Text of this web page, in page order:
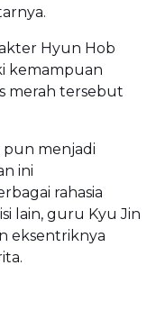
Hyun Hob
kemampuan
merah tersebut
pun menjadi
ini
rahasia
lain, guru Kyu Jin
eksentriknya